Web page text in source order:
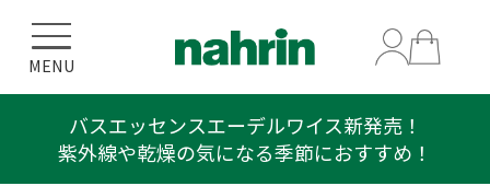
MENU
バスエッセンスエーデルワイス新発売！
紫外線や乾燥の気になる季節におすすめ！
プレゼントキャンペーン！
ボディスクラブ エーデルワイス 50g